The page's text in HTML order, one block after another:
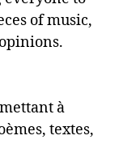
of music,
à
textes,